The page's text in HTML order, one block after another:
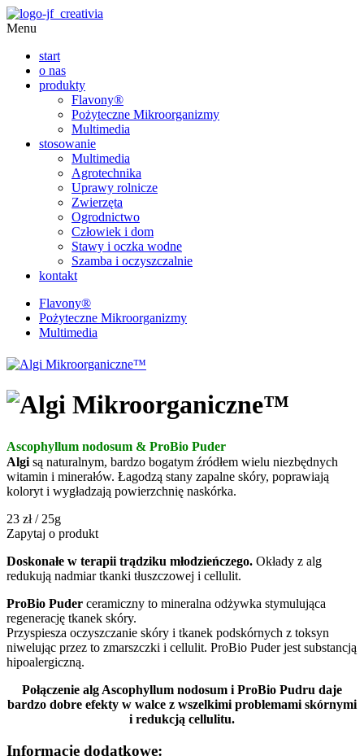
Menu
start
o nas
produkty
Flavony®
Pożyteczne Mikroorganizmy
Multimedia
stosowanie
Multimedia
Agrotechnika
Uprawy rolnicze
Zwierzęta
Ogrodnictwo
Człowiek i dom
Stawy i oczka wodne
Szamba i oczyszczalnie
kontakt
Flavony®
Pożyteczne Mikroorganizmy
Multimedia
Ascophyllum nodosum & ProBio Puder
Algi są naturalnym, bardzo bogatym źródłem wielu niezbędnych
witamin i minerałów. Łagodzą stany zapalne skóry, poprawiają
koloryt i wygładzają powierzchnię naskórka.
23 zł / 25g
Zapytaj o produkt
Doskonałe w terapii trądziku młodzieńczego. Okłady z alg
redukują nadmiar tkanki tłuszczowej i cellulit.
ProBio Puder ceramiczny to mineralna odżywka stymulująca
regenerację tkanek skóry.
Przyspiesza oczyszczanie skóry i tkanek podskórnych z toksyn
niwelując przez to zmarszczki i cellulit. ProBio Puder jest substancją
hipoalergiczną.
Połączenie alg Ascophyllum nodosum i ProBio Pudru daje
bardzo dobre efekty w walce z wszelkimi problemami skórnymi
i redukcją cellulitu.
Informacje dodatkowe: